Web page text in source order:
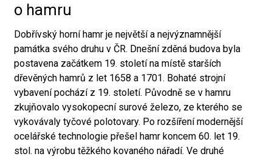
o hamru
Dobřívský horní hamr je největší a nejvýznamnější
památka svého druhu v ČR. Dnešní zděná budova byla
postavena začátkem 19. století na místě starších
dřevěných hamrů z let 1658 a 1701. Bohaté strojní
vybavení pochází z 19. století. Původně se v hamru
zkujňovalo vysokopecní surové železo, ze kterého se
vykovávaly tyčové polotovary. Po rozšíření modernější
ocelářské technologie přešel hamr koncem 60. let 19.
stol. na výrobu těžkého kovaného nářadí. Ve druhé